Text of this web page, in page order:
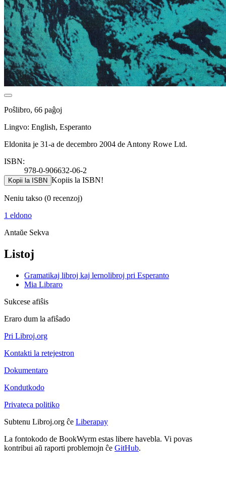
Poŝlibro, 66 paĝoj
Lingvo: English, Esperanto
Eldonita je 31-a de decembro 2004 de Antony Rowe Ltd.
ISBN:
978-0-906632-06-2
Kopii la ISBN Kopiis la ISBN!
Neniu takso (0 recenzoj)
1 eldono
Antaŭe Sekva
Listoj
Gramatikaj libroj kaj lernolibroj pri Esperanto
Mia Libraro
Sukcese afiŝis
Eraro dum la afiŝado
Pri Libroj.org
Kontakti la retejestron
Dokumentaro
Kondutkodo
Privateca politiko
Subtenu Libroj.org ĉe Liberapay
La fontokodo de BookWyrm estas libere havebla. Vi povas
kontribui aŭ raporti problemojn ĉe GitHub.